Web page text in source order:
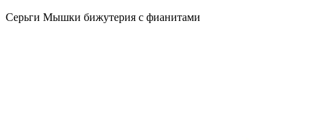
Серьги Мышки бижутерия с фианитами